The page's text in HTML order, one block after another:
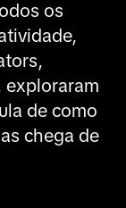
os
exploraram
de como
chega de